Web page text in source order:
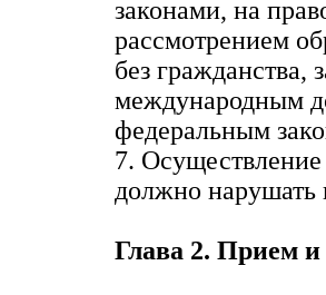
законами, на
рассмотрением
без гражданства,
международным
федеральным
7.
должно нарушать
Глава 2. Прием